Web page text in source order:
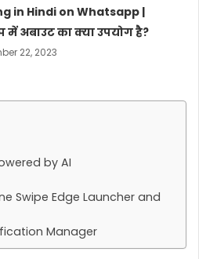
in Hindi on Whatsapp |
में अबाउट का क्या उपयोग है?
22, 2023
by AI
Swipe Edge Launcher and
Manager